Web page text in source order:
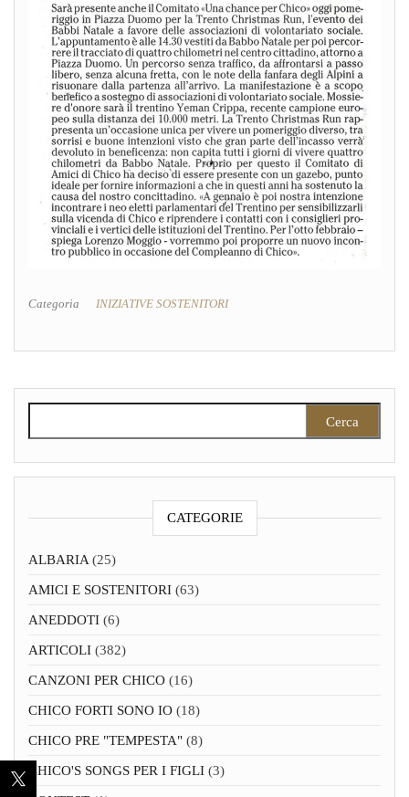
Categoria INIZIATIVE SOSTENITORI
CATEGORIE
ALBARIA (25)
AMICI E SOSTENITORI (63)
ANEDDOTI (6)
ARTICOLI (382)
CANZONI PER CHICO (16)
CHICO FORTI SONO IO (18)
CHICO PRE "TEMPESTA" (8)
CHICO'S SONGS PER I FIGLI (3)